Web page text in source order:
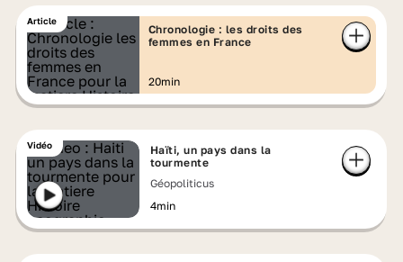
Article
Chronologie : les droits des
femmes en France
20min
Vidéo
Haïti, un pays dans la
tourmente
Géopoliticus
4min